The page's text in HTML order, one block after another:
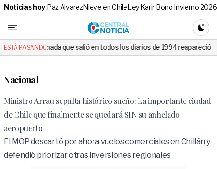
Noticias hoy:Paz ÁlvarezNieve en ChileLey KarinBono Invierno 2026
Central
ESTÁ PASANDO:
que salió en todos los diarios de 1994 reapareció e hizo llorar a
Nacional
Ministro Arrau sepulta histórico sueño: La importante ciudad
de Chile que finalmente se quedará SIN su anhelado
aeropuerto
El MOP descartó por ahora vuelos comerciales en Chillán y
defendió priorizar otras inversiones regionales